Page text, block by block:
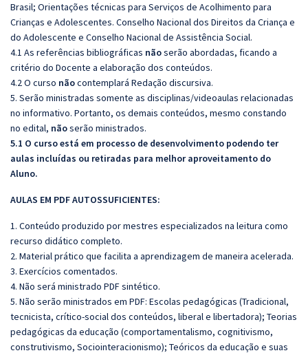
Brasil; Orientações técnicas para Serviços de Acolhimento para
Crianças e Adolescentes. Conselho Nacional dos Direitos da Criança e
do Adolescente e Conselho Nacional de Assistência Social.
4.1 As referências bibliográficas nãoserão abordadas, ficando a
critério do Docente a elaboração dos conteúdos.
4.2 O curso nãocontemplará Redação discursiva.
5. Serão ministradas somente as disciplinas/videoaulas relacionadas
no informativo. Portanto, os demais conteúdos, mesmo constando
no edital, nãoserão ministrados.
5.1 O curso está em processo de desenvolvimento podendo ter
aulas incluídas ou retiradas para melhor aproveitamento do
Aluno.
AULAS EM PDF AUTOSSUFICIENTES:
1. Conteúdo produzido por mestres especializados na leitura como
recurso didático completo.
2. Material prático que facilita a aprendizagem de maneira acelerada.
3. Exercícios comentados.
4. Não será ministrado PDF sintético.
5. Não serão ministrados em PDF: Escolas pedagógicas (Tradicional,
tecnicista, crítico-social dos conteúdos, liberal e libertadora); Teorias
pedagógicas da educação (comportamentalismo, cognitivismo,
construtivismo, Sociointeracionismo); Teóricos da educação e suas